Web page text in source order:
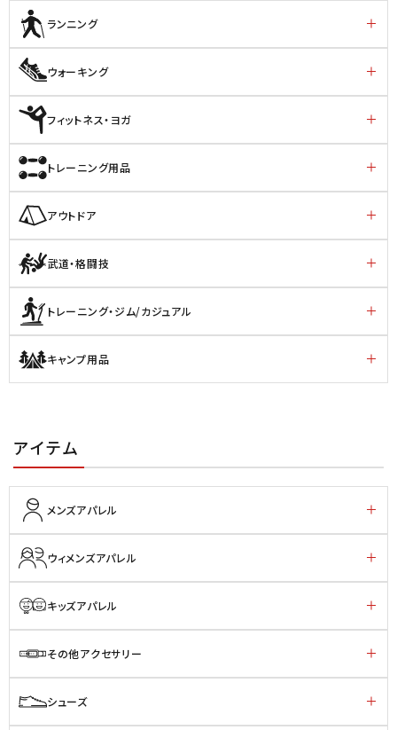
ランニング
ウォーキング
フィットネス・ヨガ
トレーニング用品
アウトドア
武道・格闘技
トレーニング・ジム/カジュアル
キャンプ用品
アイテム
メンズアパレル
ウィメンズアパレル
キッズアパレル
その他アクセサリー
シューズ